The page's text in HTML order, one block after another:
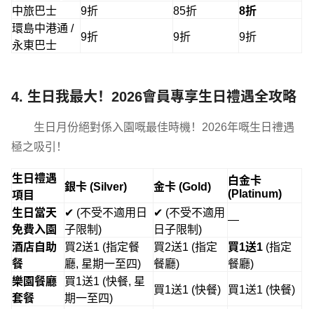
中旅巴士
9折 85折
8折
環島中港通 /
永東巴士
9折 9折 9折
4. 生日我最大！2026會員專享生日禮遇全攻略
生日月份絕對係入園嘅最佳時機！2026年嘅生日禮遇
極之吸引！
生日禮遇
項目
銀卡 (Silver) 金卡 (Gold)
白金卡
(Platinum)
生日當天
免費入園
✔ (不受不適用日
子限制)
✔ (不受不適用
日子限制)
—
酒店自助
餐
買2送1 (指定餐
廳, 星期一至四)
買2送1 (指定
餐廳)
買1送1 (指定
餐廳)
樂園餐廳
套餐
買1送1 (快餐, 星
期一至四)
買1送1 (快餐) 買1送1 (快餐)